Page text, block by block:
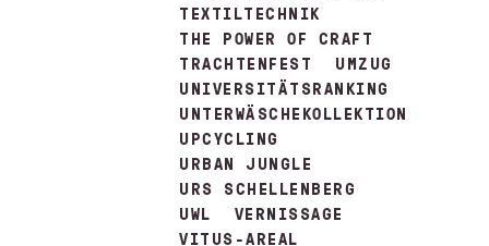
TEXTILTECHNIK
THE POWER OF CRAFT
TRACHTENFEST
UMZUG
UNIVERSITÄTSRANKING
UNTERWÄSCHEKOLLEKTION
UPCYCLING
URBAN JUNGLE
URS SCHELLENBERG
UWL
VERNISSAGE
VITUS-AREAL